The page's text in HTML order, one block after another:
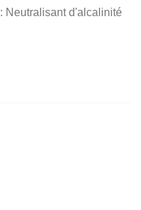
Neutralisant d'alcalinité